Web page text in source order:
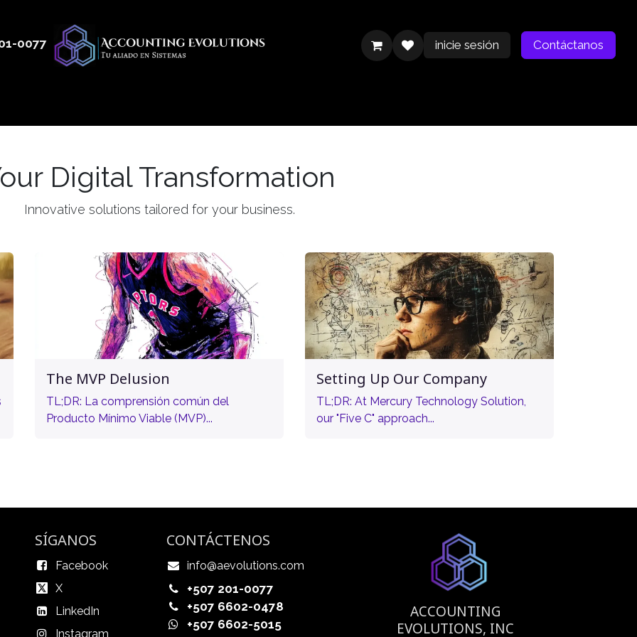
-0077 inicie sesión Contáctanos
Digital Transformation
Innovative solutions tailored for your business.
The MVP Delusion
TL;DR: La comprensión común del
Producto Mínimo Viable (MVP)...
Setting Up Our Company
TL;DR: At Mercury Technology Solution,
our "Five C" approach...
SÍGANOS
Facebook
X
LinkedIn
Instagram
CONTÁCTENOS
info@aevolutions.com
+507 201-0077
+507 6602-0478
+507 6602-5015
ACCOUNTING
EVOLUTIONS, INC